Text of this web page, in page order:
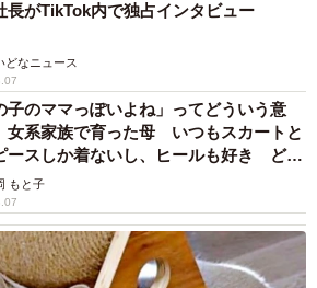
長がTikTok内で独占インタビュー
どなニュース
子のママっぽいよね」ってどういう意
系家族で育った母 いつもスカートと
ースしか着ないし、ヒールも好き どの
…
もと子